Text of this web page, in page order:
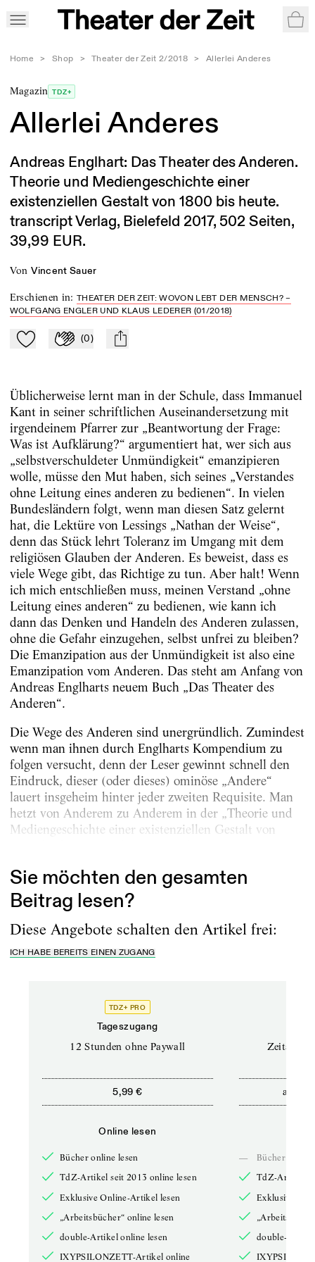
Home > Shop > Theater der Zeit 2/2018 > Allerlei Anderes
Magazin TDZ+
Allerlei Anderes
Andreas Englhart: Das Theater des Anderen.
Theorie und Mediengeschichte einer
existenziellen Gestalt von 1800 bis heute.
transcript Verlag, Bielefeld 2017, 502 Seiten,
39,99 EUR.
von Vincent Sauer
Erschienen in:THEATER DER ZEIT: WOVON LEBT DER MENSCH? –
WOLFGANG ENGLER UND KLAUS LEDERER (01/2018)
Zu Mein-TdZ hinzufügen
Applaudieren
(0) mail
Üblicherweise lernt man in der Schule, dass Immanuel
Kant in seiner schriftlichen Auseinandersetzung mit
irgendeinem Pfarrer zur „Beantwortung der Frage:
Was ist Aufklärung?“ argumentiert hat, wer sich aus
„selbstverschuldeter Unmündigkeit“ emanzipieren
wolle, müsse den Mut haben, sich seines „Verstandes
ohne Leitung eines anderen zu bedienen“. In vielen
Bundesländern folgt, wenn man diesen Satz gelernt
hat, die Lektüre von Lessings „Nathan der Weise“,
denn das Stück lehrt Toleranz im Umgang mit dem
religiösen Glauben der Anderen. Es beweist, dass es
viele Wege gibt, das Richtige zu tun. Aber halt! Wenn
ich mich entschließen muss, meinen Verstand „ohne
Leitung eines anderen“ zu bedienen, wie kann ich
dann das Denken und Handeln des Anderen zulassen,
ohne die Gefahr einzugehen, selbst unfrei zu bleiben?
Die Emanzipation aus der Unmündigkeit ist also eine
Emanzipation vom Anderen. Das steht am Anfang von
Andreas Englharts neuem Buch „Das Theater des
Anderen“.
Die Wege des Anderen sind unergründlich. Zumindest
wenn man ihnen durch Englharts Kompendium zu
folgen versucht, denn der Leser gewinnt schnell den
Eindruck, dieser (oder dieses) ominöse „Andere“
lauert insgeheim hinter jeder zweiten Requisite. Man
hetzt von Anderem zu Anderem in der „Theorie und
Mediengeschichte einer existenziellen Gestalt von
Sie möchten den gesamten
Beitrag lesen?
Diese Angebote schalten den Artikel frei:
ICH HABE BEREITS EINEN ZUGANG
TDZ+ PRO
Tageszugang
12 Stunden ohne Paywall
5,99 €
Online lesen
Bücher online lesen
TdZ-Artikel seit 2013 online lesen
Exklusive Online-Artikel lesen
„Arbeitsbücher“ online lesen
double-Artikel online lesen
IXYPSILONZETT-Artikel online
ab
—
Bücher online
TdZ-Artikel
Exklusive
double-